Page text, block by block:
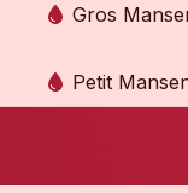
Gros
Petit